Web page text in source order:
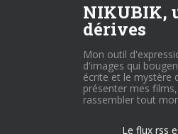
NIKUBIK,
dérives
Mon outil
d'images qui
écrite et le mystère
présenter mes
rassembler tout
Le flux rss